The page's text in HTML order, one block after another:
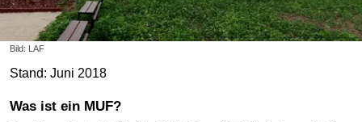
Bild: LAF
Stand: Juni 2018
Was ist ein MUF?